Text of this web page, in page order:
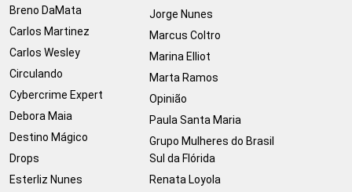
Breno DaMata
Carlos Martinez
Carlos Wesley
Circulando
Cybercrime Expert
Debora Maia
Destino Mágico
Drops
Esterliz Nunes
Jorge Nunes
Marcus Coltro
Marina Elliot
Marta Ramos
Opinião
Paula Santa Maria
Grupo Mulheres do Brasil
Sul da Flórida
Renata Loyola